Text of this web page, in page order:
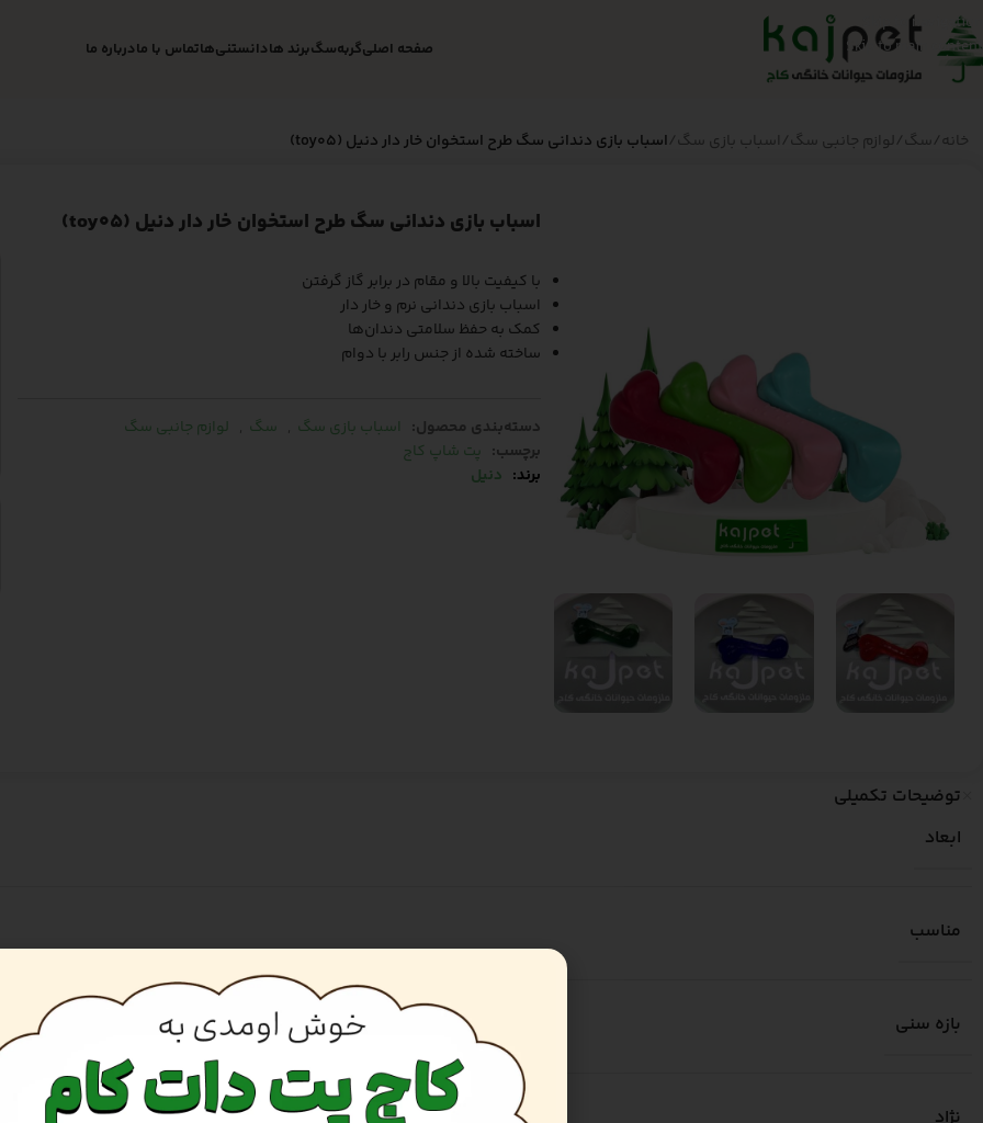
Skip to navigation
Skip to main content
صفحه اصلیگربهسگبرند هادانستنی‌هاتماس با مادرباره ما
خانه/ سگ/ لوازم جانبی سگ/ اسباب بازی سگ/اسباب بازی دندانی سگ طرح استخوان خار دار دنیل (toy05)
اسباب بازی دندانی سگ طرح استخوان خار دار دنیل (toy05)
با کیفیت بالا و مقام در برابر گاز گرفتن
اسباب بازی دندانی نرم و خار دار
کمک به حفظ سلامتی دندان‌ها
ساخته شده از جنس رابر با دوام
دسته‌بندی محصول: اسباب بازی سگ , سگ , لوازم جانبی سگ
برچسب: پت شاپ کاج
برند: دنیل
توضیحات تکمیلی
ابعاد
مناسب
بازه سنی